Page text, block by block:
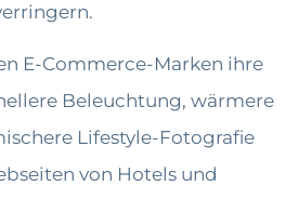
E-Commerce-Marken ihre
Beleuchtung, wärmere
Lifestyle-Fotografie
von Hotels und